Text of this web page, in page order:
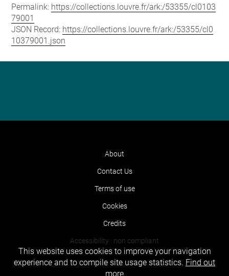
Permalink: https://collections.louvre.fr/ark:/53355/cl0103
79001
JSON Record: https://collections.louvre.fr/ark:/53355/cl0
10379001.json
About
Contact Us
Terms of use
Cookies
Credits
Accessibility : non compliant
This website uses cookies to improve your navigation
experience and to compile site usage statistics. Find out
more